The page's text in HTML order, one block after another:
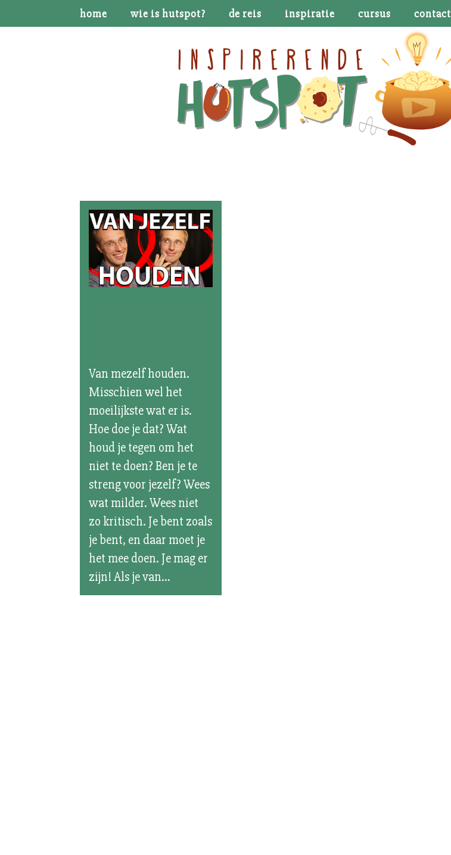
home wie is hutspot? de reis inspiratie cursus contact
Van mezelf houden.
Misschien wel het
moeilijkste wat er is.
Hoe doe je dat? Wat
houd je tegen om het
niet te doen? Ben je te
streng voor jezelf? Wees
wat milder. Wees niet
zo kritisch. Je bent zoals
je bent, en daar moet je
het mee doen. Je mag er
zijn! Als je van...